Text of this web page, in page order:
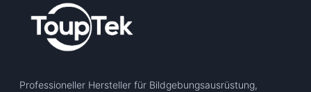
Professioneller Hersteller für Bildgebungsausrüstung,